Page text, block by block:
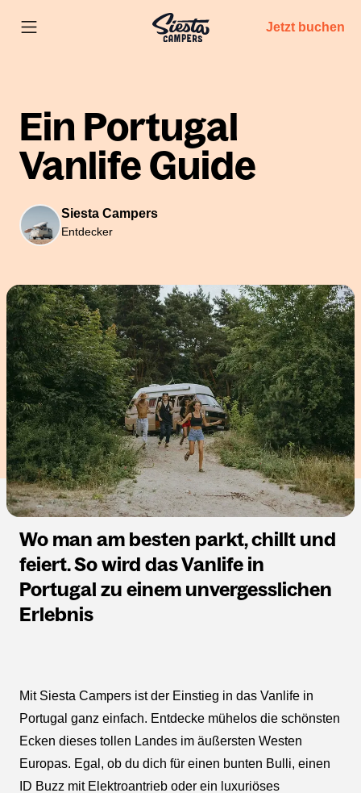
Jetzt buchen
Ein Portugal
Vanlife Guide
Siesta Campers
Entdecker
Wo man am besten parkt, chillt und
feiert. So wird das Vanlife in
Portugal zu einem unvergesslichen
Erlebnis
Mit Siesta Campers ist der Einstieg in das Vanlife in
Portugal ganz einfach. Entdecke mühelos die schönsten
Ecken dieses tollen Landes im äußersten Westen
Europas. Egal, ob du dich für einen bunten Bulli, einen
ID Buzz mit Elektroantrieb oder ein luxuriöses